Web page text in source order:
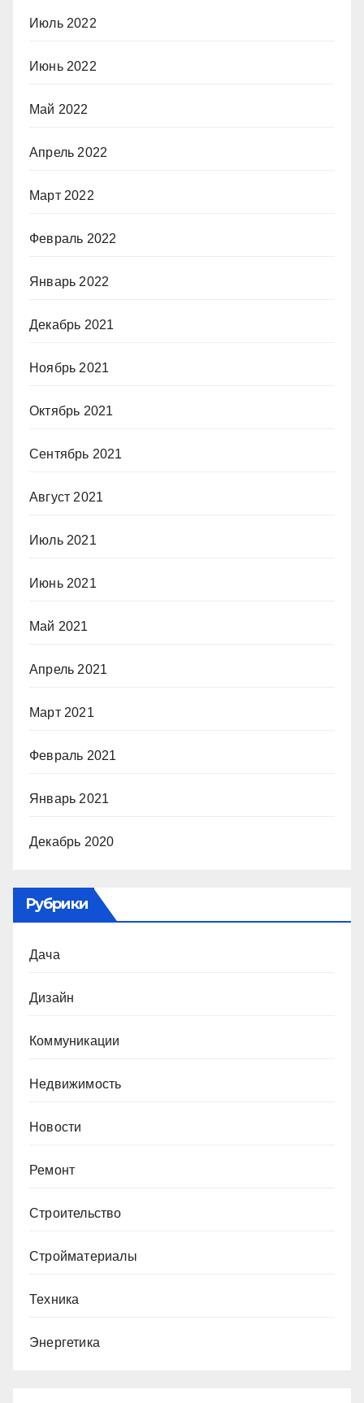
Июль 2022
Июнь 2022
Май 2022
Апрель 2022
Март 2022
Февраль 2022
Январь 2022
Декабрь 2021
Ноябрь 2021
Октябрь 2021
Сентябрь 2021
Август 2021
Июль 2021
Июнь 2021
Май 2021
Апрель 2021
Март 2021
Февраль 2021
Январь 2021
Декабрь 2020
Рубрики
Дача
Дизайн
Коммуникации
Недвижимость
Новости
Ремонт
Строительство
Стройматериалы
Техника
Энергетика